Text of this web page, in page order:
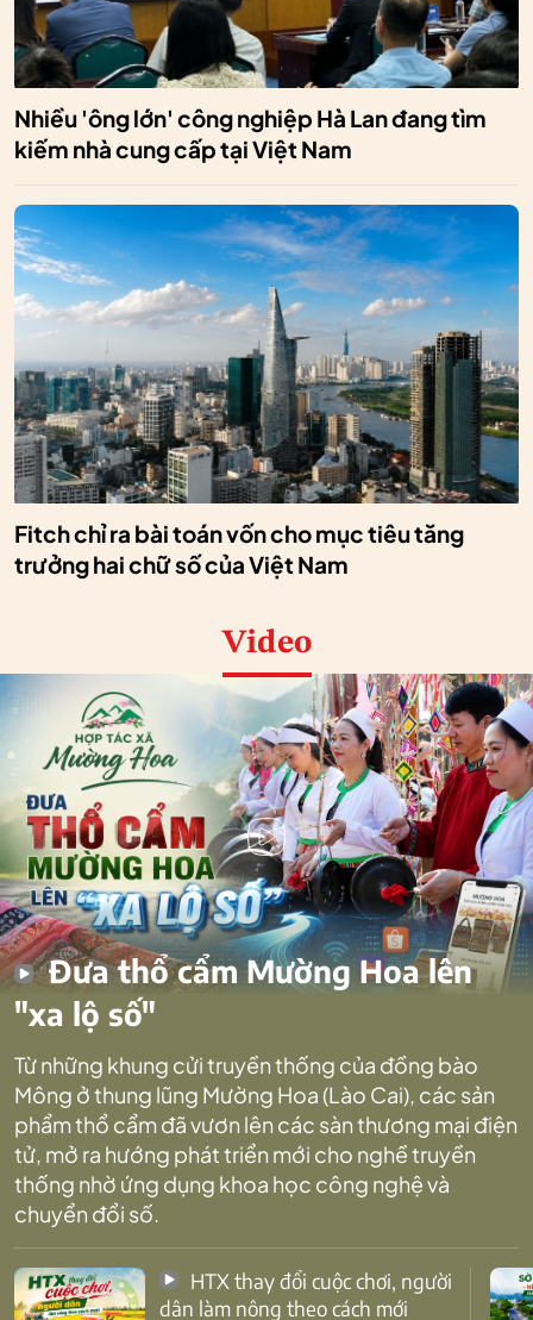
Nhiều 'ông lớn' công nghiệp Hà Lan đang tìm
kiếm nhà cung cấp tại Việt Nam
Fitch chỉ ra bài toán vốn cho mục tiêu tăng
trưởng hai chữ số của Việt Nam
Video
Đưa thổ cẩm Mường Hoa lên
"xa lộ số"
Từ những khung cửi truyền thống của đồng bào
Mông ở thung lũng Mường Hoa (Lào Cai), các sản
phẩm thổ cẩm đã vươn lên các sàn thương mại điện
tử, mở ra hướng phát triển mới cho nghề truyền
thống nhờ ứng dụng khoa học công nghệ và
chuyển đổi số.
dân làm nông theo cách mới